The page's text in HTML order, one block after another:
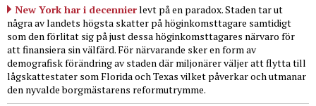
New York har i decennierlevt på en paradox. Staden tar ut
några av landets högsta skatter på höginkomsttagare samtidigt
som den förlitat sig på just dessa höginkomsttagares närvaro för
att finansiera sin välfärd. För närvarande sker en form av
demografisk förändring av staden där miljonärer väljer att flytta till
lågskattestater som Florida och Texas vilket påverkar och utmanar
den nyvalde borgmästarens reformutrymme.